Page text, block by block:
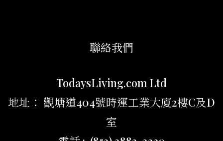
聯絡我們
TodaysLiving.com Ltd
地址： 觀塘道404號時運工業大廈2樓C及D
室